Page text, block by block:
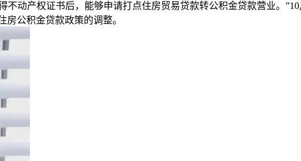
动产权证书后，能够申请打点住房贸易贷款转公积金贷款营业。
公积金贷款政策的调整。